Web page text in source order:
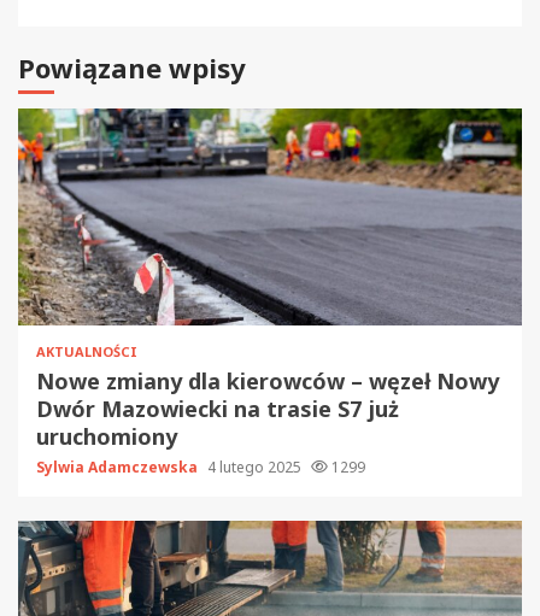
Powiązane wpisy
AKTUALNOŚCI
Nowe zmiany dla kierowców – węzeł Nowy
Dwór Mazowiecki na trasie S7 już
uruchomiony
Sylwia Adamczewska 4 lutego 2025 1299